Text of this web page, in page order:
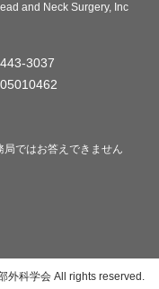
and Neck Surgery, Inc
3037
ではお答えできません
外科学会 All rights reserved.